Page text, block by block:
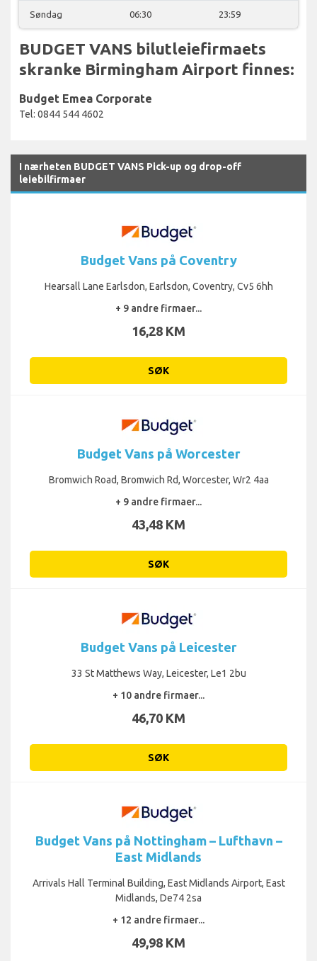
Søndag 06:30 23:59
BUDGET VANS bilutleiefirmaets
skranke Birmingham Airport finnes:
Budget Emea Corporate
Tel: 0844 544 4602
I nærheten BUDGET VANS Pick-up og drop-off
leiebilfirmaer
Budget Vans på Coventry
Hearsall Lane Earlsdon, Earlsdon, Coventry, Cv5 6hh
+ 9 andre firmaer...
16,28 KM
SØK
Budget Vans på Worcester
Bromwich Road, Bromwich Rd, Worcester, Wr2 4aa
+ 9 andre firmaer...
43,48 KM
SØK
Budget Vans på Leicester
33 St Matthews Way, Leicester, Le1 2bu
+ 10 andre firmaer...
46,70 KM
SØK
Budget Vans på Nottingham – Lufthavn –
East Midlands
Arrivals Hall Terminal Building, East Midlands Airport, East
Midlands, De74 2sa
+ 12 andre firmaer...
49,98 KM